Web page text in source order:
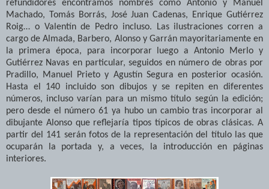
refundidores encontramos nombres como Antonio y Manuel
Machado, Tomás Borrás, José Juan Cadenas, Enrique Gutiérrez
Roig… o Valentín de Pedro incluso. Las ilustraciones corren a
cargo de Almada, Barbero, Alonso y Garrán mayoritariamente en
la primera época, para incorporar luego a Antonio Merlo y
Gutiérrez Navas en particular, seguidos en número de obras por
Pradillo, Manuel Prieto y Agustín Segura en posterior ocasión.
Hasta el 140 incluido son dibujos y se repiten en diferentes
números, incluso varían para un mismo título según la edición;
pero desde el número 61 ya hubo un cambio tras incorporar al
dibujante Alonso que reflejaría tipos típicos de obras clásicas. A
partir del 141 serán fotos de la representación del título las que
ocuparán la portada y, a veces, la introducción en páginas
interiores.